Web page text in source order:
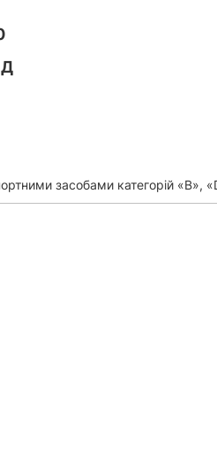
засобами категорій